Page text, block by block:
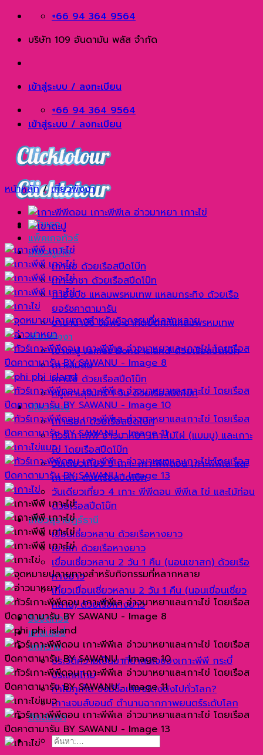
Skip
content
+66 94 364 9564
บริษัท 109 อันดามัน พลัส จำกัด
เข้าสู่ระบบ / ลงทะเบียน
+66 94 364 9564
เข้าสู่ระบบ / ลงทะเบียน
หน้าแรก
แพ็คเกจทัวร์
เที่ยวภูเก็ต
เกาะเฮ ด้วยเรือสปีดโบ๊ท
เกาะราชา ด้วยเรือสปีดโบ๊ท
กาฮังบีช แหลมพรหมเทพ แหลมกระทิง ด้วยเรือ
ยอร์ชคาตามารัน
บานาน่าบีช ชมพระอาทิตย์ตกที่แหลมพรหมเทพ
เที่ยวพังงา
เขาตะปู James Bond Island ด้วยเรือสปีดโบ๊ท
เกาะสิมิลัน
เกาะไข่ ด้วยเรือสปีดโบ๊ท
หมู่เกาะสุรินทร์ 1 วัน ด้วยเรือสปีดโบ๊ท
เที่ยวกระบี่
เกาะรอก ด้วยเรือสปีดโบ๊ท
ทัวร์เกาะพีพี อ่าวมาหยา เกาะไม้ไผ่ (แบมบู) และเกาะ
ไข่ โดยเรือสปีดโบ๊ท
วันเดียวเที่ยว 3 เกาะ เกาะพีพีดอน เกาะพีพีเล และ
เกาะไข่ ด้วยเรือสปีดโบ๊ท
วันเดียวเที่ยว 4 เกาะ พีพีดอน พีพีเล ไข่ และไม้ท่อน
ด้วยเรือสปีดโบ๊ท
เที่ยวสุราษฎร์ธานี
เขื่อนเชี่ยวหลาน ด้วยเรือหางยาว
เขาสก ด้วยเรือหางยาว
เขื่อนเชี่ยวหลาน 2 วัน 1 คืน (นอนเขาสก) ด้วยเรือ
หางยาว
เที่ยวเขื่อนเชี่ยวหลาน 2 วัน 1 คืน (นอนเขี่อนเชี่ยว
หลาน) ด้วยเรือหางยาว
รับจัดทัวร์
แกลเลอรี่
บทความ
ประวัติความเป็นมาที่น่าสนใจของเกาะพีพี กระบี่
ประเทศไทย
ทำไมภูเก็ต จึงมีชื่อเสียงโด่งดังไปทั่วโลก?
เกาะเจมส์บอนด์ ตำนานฉากภาพยนตร์ระดับโลก
ติดต่อเรา
ค้นหา:
หน้าหลัก / เที่ยวพังงา